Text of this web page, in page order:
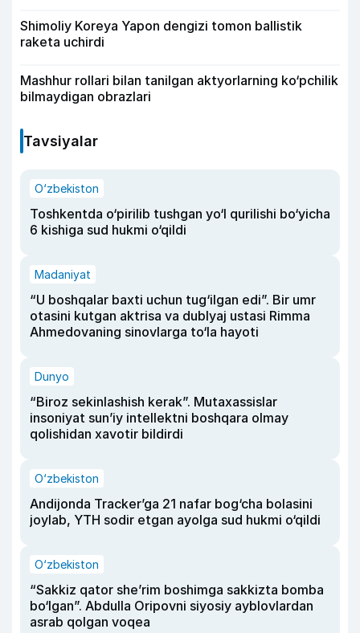
Shimoliy Koreya Yapon dengizi tomon ballistik
raketa uchirdi
Mashhur rollari bilan tanilgan aktyorlarning ko‘pchilik
bilmaydigan obrazlari
Tavsiyalar
O‘zbekiston
Toshkentda o‘pirilib tushgan yo‘l qurilishi bo‘yicha
6 kishiga sud hukmi o‘qildi
Madaniyat
“U boshqalar baxti uchun tug‘ilgan edi”. Bir umr
otasini kutgan aktrisa va dublyaj ustasi Rimma
Ahmedovaning sinovlarga to‘la hayoti
Dunyo
“Biroz sekinlashish kerak”. Mutaxassislar
insoniyat sun’iy intellektni boshqara olmay
qolishidan xavotir bildirdi
O‘zbekiston
Andijonda Tracker’ga 21 nafar bog‘cha bolasini
joylab, YTH sodir etgan ayolga sud hukmi o‘qildi
O‘zbekiston
“Sakkiz qator she’rim boshimga sakkizta bomba
bo‘lgan”. Abdulla Oripovni siyosiy ayblovlardan
asrab qolgan voqea